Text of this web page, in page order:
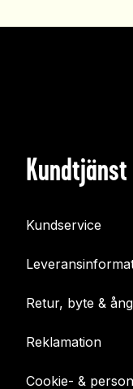
Kundtjänst
Kundservice
Retur, byte &
Reklamation
Cookie- &